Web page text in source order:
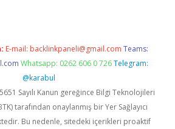
E-mail: backlinkpaneli@gmail.com Teams:
Whatsapp: 0262 606 0 726 Telegram:
@karabul
Sayılı Kanun gereğince Bilgi Teknolojileri
tarafından onaylanmış bir Yer Sağlayıcı
Bu nedenle, sitedeki içerikleri proaktif